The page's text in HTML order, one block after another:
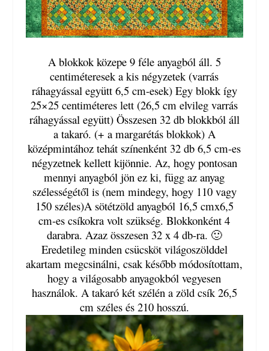
A blokkok közepe 9 féle anyagból áll. 5
centiméteresek a kis négyzetek (varrás
ráhagyással együtt 6,5 cm-esek) Egy blokk így
25×25 centiméteres lett (26,5 cm elvileg varrás
ráhagyással együtt) Összesen 32 db blokkból áll
a takaró. (+ a margarétás blokkok) A
középmintához tehát színenként 32 db 6,5 cm-es
négyzetnek kellett kijönnie. Az, hogy pontosan
mennyi anyagból jön ez ki, függ az anyag
szélességétől is (nem mindegy, hogy 110 vagy
150 széles)A sötétzöld anyagból 16,5 cmx6,5
cm-es csíkokra volt szükség. Blokkonként 4
darabra. Azaz összesen 32 x 4 db-ra. 🙂
Eredetileg minden csücsköt világoszölddel
akartam megcsinálni, csak később módosítottam,
hogy a világosabb anyagokból vegyesen
használok. A takaró két szélén a zöld csík 26,5
cm széles és 210 hosszú.